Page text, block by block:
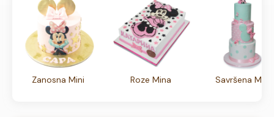
Zanosna Mini Roze Mina Savršena MINI